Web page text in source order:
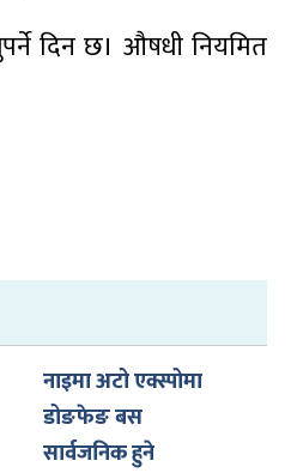
दिन छ। औषधी नियमित
नाइमा अटो एक्स्पोमा
डोङफेङ बस
सार्वजनिक हुने